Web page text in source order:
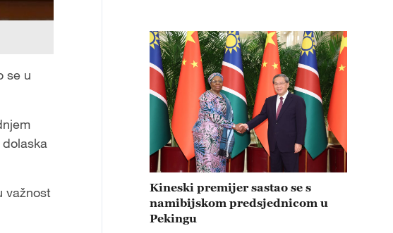
se u
važnost
Kineski premijer sastao se s
namibijskom predsjednicom u
Pekingu